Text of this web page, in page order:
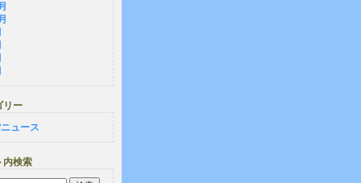
リー
ュース
内検索